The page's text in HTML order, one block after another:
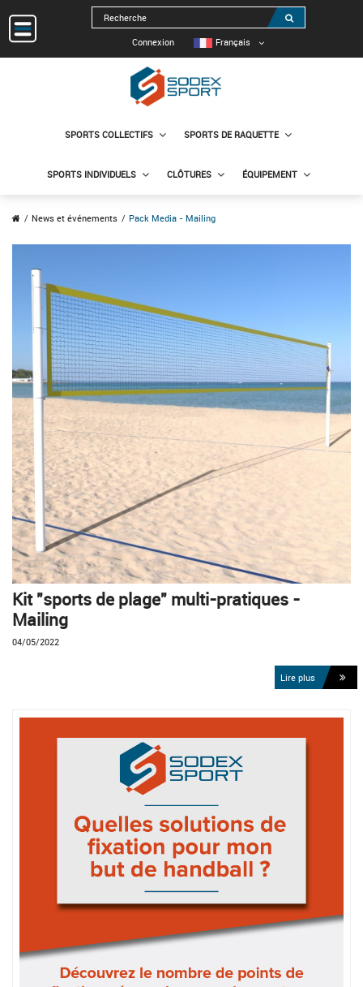
Connexion Français
SPORTS COLLECTIFS SPORTS DE RAQUETTE
SPORTS INDIVIDUELS CLÔTURES ÉQUIPEMENT
News et événements Pack Media - Mailing
Kit "sports de plage" multi-pratiques -
Mailing
04/05/2022
Lire plus